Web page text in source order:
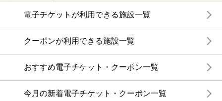
電子チケットが利用できる施設一覧
クーポンが利用できる施設一覧
おすすめ電子チケット・クーポン一覧
今月の新着電子チケット・クーポン一覧